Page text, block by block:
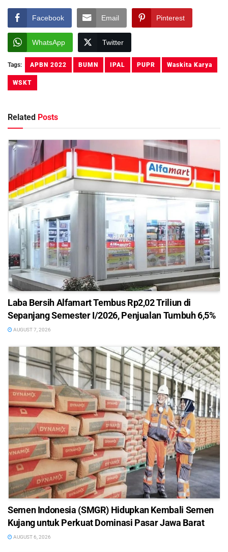
Facebook Email Pinterest
WhatsApp Twitter
Tags: APBN 2022 BUMN IPAL PUPR Waskita Karya
WSKT
Related Posts
Laba Bersih Alfamart Tembus Rp2,02 Triliun di
Sepanjang Semester I/2026, Penjualan Tumbuh 6,5%
AUGUST 7, 2026
Semen Indonesia (SMGR) Hidupkan Kembali Semen
Kujang untuk Perkuat Dominasi Pasar Jawa Barat
AUGUST 6, 2026